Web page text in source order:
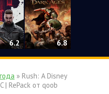
6.2 6.8
» Rush: A Disney
| RePack от qoob